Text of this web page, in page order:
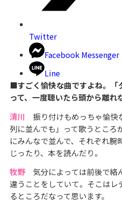
Twitter
Facebook Messenger
Line
■すごく愉快な曲ですよね。「
って、一度聴いたら頭から離れ
清川 振り付けもめっちゃ愉快
列に並んでも」って歌うところ
にみんなで並んで、それぞれ腕
じったり、本を読んだり。
牧野 気分によっては前後で絡
違うことをしていて。そこはレ
るところだなって思います。